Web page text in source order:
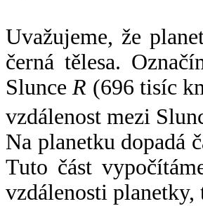
Uvažujeme, že
černá tělesa.
SlunceR (696 tisíc
vzdálenost mezi
Na planetku dopadá
Tuto část
vzdálenosti planetky,